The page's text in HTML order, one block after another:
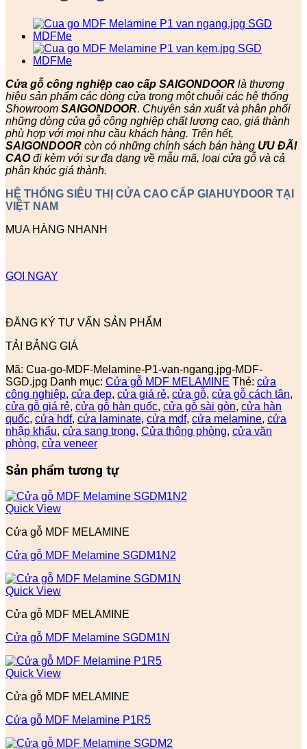
Cửa gỗ công nghiệp cao cấp SAIGONDOOR là thương
hiệu sản phẩm các dòng cửa trong một chuỗi các hệ thống
Showroom SAIGONDOOR. Chuyên sản xuất và phân phối
những dòng cửa gỗ công nghiệp chất lượng cao, giá thành
phù hợp với mọi nhu cầu khách hàng. Trên hết,
SAIGONDOOR còn có những chính sách bán hàng ƯU ĐÃI
CAOđi kèm với sự đa dạng về mẫu mã, loại cửa gỗ và cả
phân khúc giá thành.
HỆ THỐNG SIÊU THỊ CỬA CAO CẤP GIAHUYDOOR TẠI
VIỆT NAM
MUA HÀNG NHANH
GỌI NGAY
ĐĂNG KÝ TƯ VẤN SẢN PHẨM
TẢI BẢNG GIÁ
Mã: Cua-go-MDF-Melamine-P1-van-ngang.jpg-MDF-
SGD.jpg Danh mục: Cửa gỗ MDF MELAMINE Thẻ: cửa
công nghiệp, cửa đẹp, cửa giá rẻ, cửa gỗ, cửa gỗ cách tân,
cửa gỗ giá rẻ, cửa gỗ hàn quốc, cửa gỗ sài gòn, cửa hàn
quốc, cửa hdf, cửa laminate, cửa mdf, cửa melamine, cửa
nhập khẩu, cửa sang trọng, Cửa thông phòng, cửa văn
phòng, cửa veneer
Sản phẩm tương tự
Quick View
Cửa gỗ MDF MELAMINE
Cửa gỗ MDF Melamine SGDM1N2
Quick View
Cửa gỗ MDF MELAMINE
Cửa gỗ MDF Melamine SGDM1N
Quick View
Cửa gỗ MDF MELAMINE
Cửa gỗ MDF Melamine P1R5